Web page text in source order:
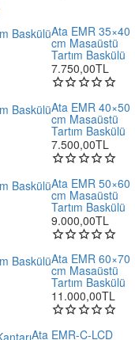
Ata EMR 35×40
cm Masaüstü
Tartım Baskülü
7.750,00TL
Ata EMR 40×50
cm Masaüstü
Tartım Baskülü
7.500,00TL
Ata EMR 50×60
cm Masaüstü
Tartım Baskülü
9.000,00TL
Ata EMR 60×70
cm Masaüstü
Tartım Baskülü
11.000,00TL
Ata EMR-C-LCD